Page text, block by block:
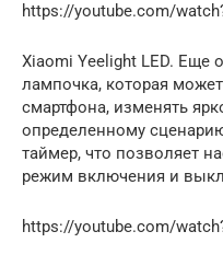
https://youtube.com/
Xiaomi Yeelight LED. Еще
лампочка, которая
смартфона, изменять
определенному
таймер, что позволяет
режим включения и
https://youtube.com/